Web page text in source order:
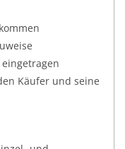
Käufer und seine